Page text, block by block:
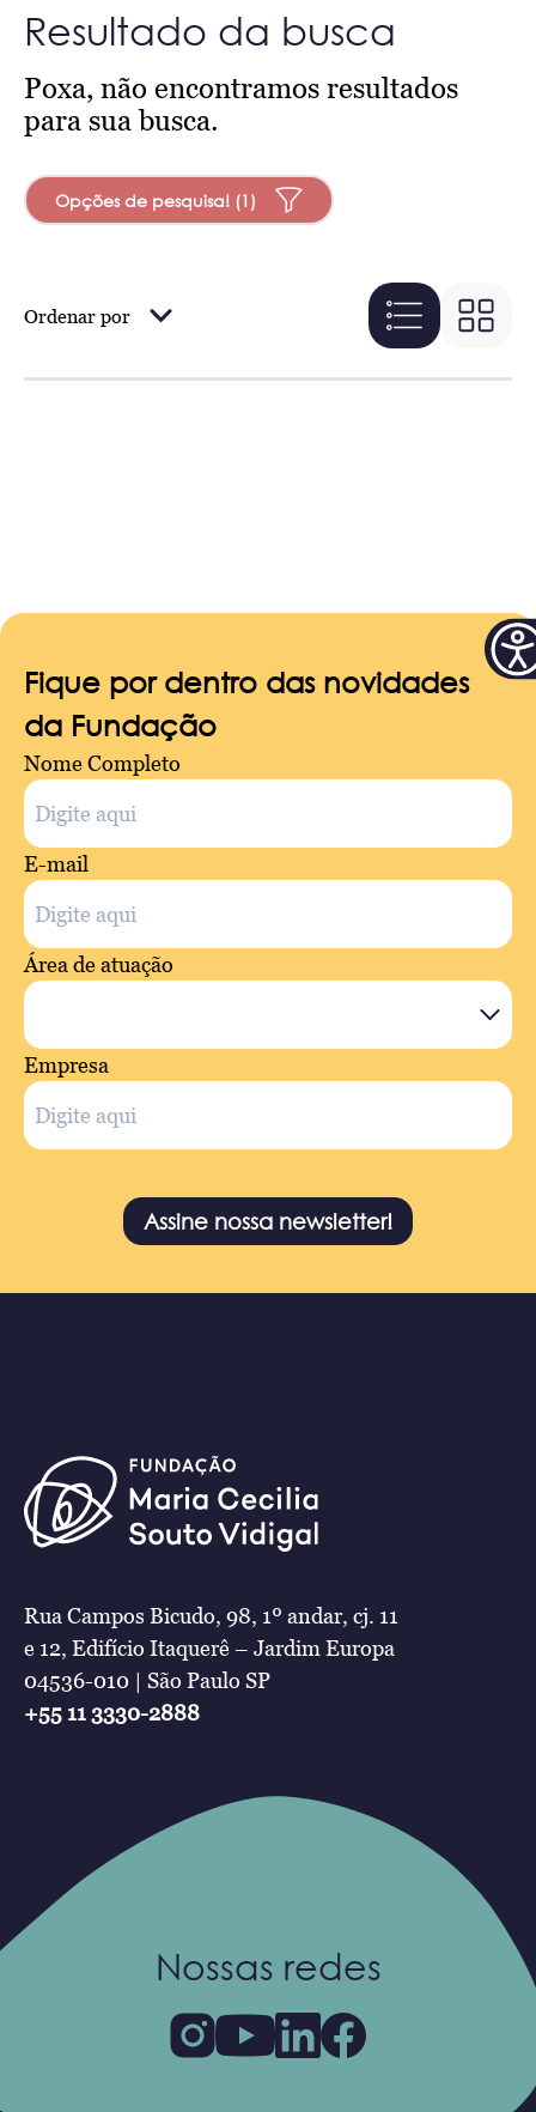
Resultado da busca
Poxa, não encontramos resultados
para sua busca.
Opções de pesquisa! (1)
Ordenar por
Fique por dentro das novidades
da Fundação
Nome Completo
E-mail
Área de atuação
Empresa
Assine nossa newsletter!
Rua Campos Bicudo, 98, 1º andar, cj. 11
e 12, Edifício Itaquerê – Jardim Europa
04536-010 | São Paulo SP
+55 11 3330-2888
Nossas redes